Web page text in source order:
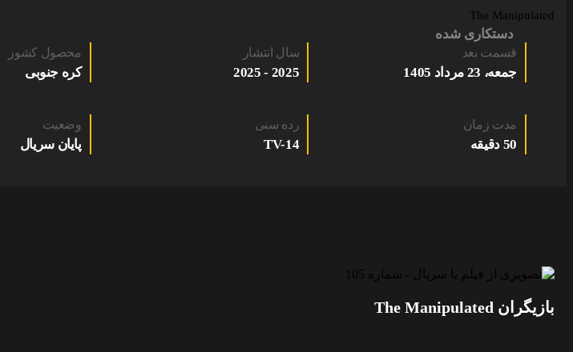
The Manipulated
دستکاری شده
قسمت بعد
جمعه، 23 مرداد 1405
سال انتشار
2025 - 2025
محصول کشور
کره جنوبی
مدت زمان
50 دقیقه
رده سنی
TV-14
وضعیت
پایان سریال
بازیگران The Manipulated